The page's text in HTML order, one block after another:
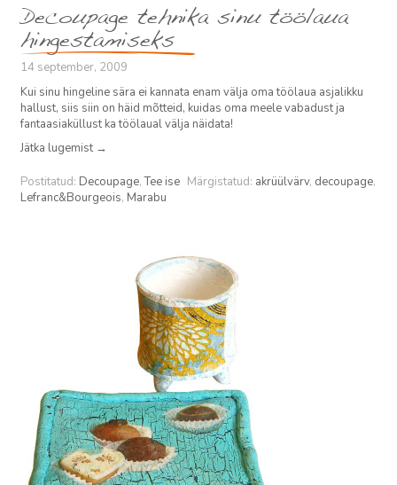
Decoupage tehnika sinu töölaua
hingestamiseks
14 september, 2009
Kui sinu hingeline sära ei kannata enam välja oma töölaua asjalikku
hallust, siis siin on häid mõtteid, kuidas oma meele vabadust ja
fantaasiaküllust ka töölaual välja näidata!
Jätka lugemist →
Postitatud: Decoupage,Tee ise Märgistatud: akrüülvärv, decoupage,
Lefranc&Bourgeois, Marabu